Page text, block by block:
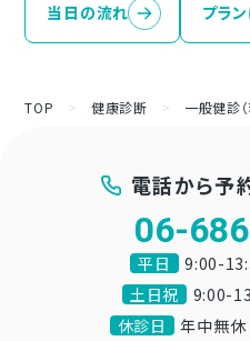
当日の流れ プラ
TOP >健康診断 > 一般健診（
電話から予
06-
平日
9:00-
土日祝
9:00-
休診日
年中無休